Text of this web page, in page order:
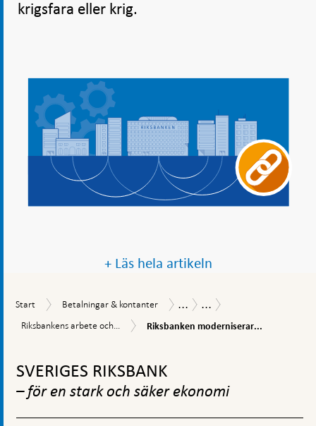
krigsfara eller krig.
+ Läs hela artikeln
Start
Start
Betalningar
kontanter
Betalningar & kontanter Betalningsrapport
...
Betalningsrapport
...
Riksbankens
policy
Riksbankens arbete och...
Riksbanken
Riksbanken moderniserar...
toppnavigation
SVERIGES RIKSBANK
– för en stark och säker ekonomi